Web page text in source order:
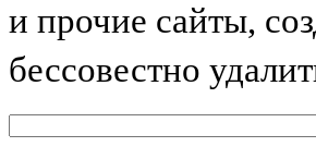
и прочие сайты,
бессовестно